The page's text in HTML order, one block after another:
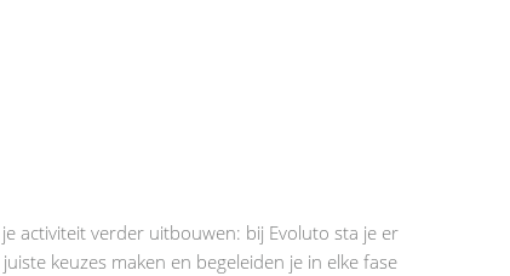
activiteit verder uitbouwen: bij Evoluto sta je er
keuzes maken en begeleiden je in elke fase